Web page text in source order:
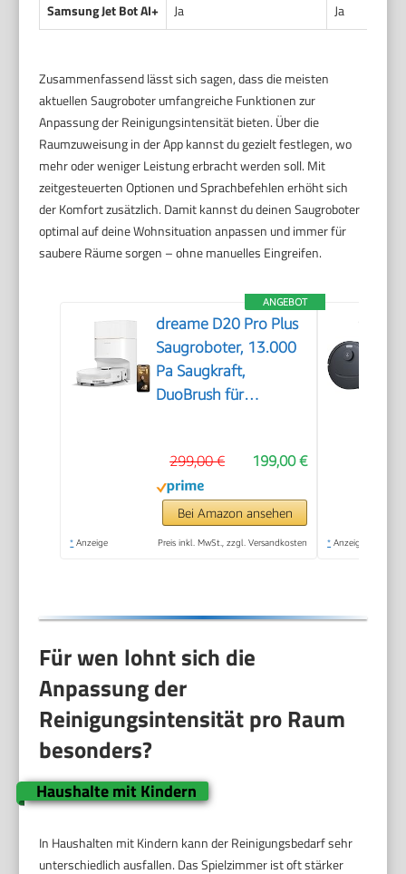
Samsung Jet Bot AI+
Ja Ja
Zusammenfassend lässt sich sagen, dass die meisten
aktuellen Saugroboter umfangreiche Funktionen zur
Anpassung der Reinigungsintensität bieten. Über die
Raumzuweisung in der App kannst du gezielt festlegen, wo
mehr oder weniger Leistung erbracht werden soll. Mit
zeitgesteuerten Optionen und Sprachbefehlen erhöht sich
der Komfort zusätzlich. Damit kannst du deinen Saugroboter
optimal auf deine Wohnsituation anpassen und immer für
saubere Räume sorgen – ohne manuelles Eingreifen.
ANGEBOT
dreame D20 Pro Plus
Saugroboter, 13.000
Pa Saugkraft,
DuoBrush für
Hindernisverm. m.
LDS-Navigation &
Laser, saugt und
wischt, Hartböden &
199,00 €
299,00 €
Bei Amazon ansehen
* Anzeige Preis inkl. MwSt., zzgl. Versandkosten * Anzeige
Für wen lohnt sich die
Anpassung der
Reinigungsintensität pro Raum
besonders?
Haushalte mit Kindern
In Haushalten mit Kindern kann der Reinigungsbedarf sehr
unterschiedlich ausfallen. Das Spielzimmer ist oft stärker